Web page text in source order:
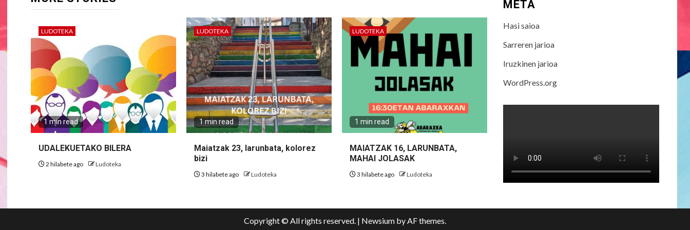
LUDOTEKA
1 min read
UDALEKUETAKO BILERA
2 hilabete ago Ludoteka
LUDOTEKA
1 min read
Maiatzak 23, larunbata, kolorez
bizi
3 hilabete ago Ludoteka
LUDOTEKA
1 min read
MAIATZAK 16, LARUNBATA,
MAHAI JOLASAK
3 hilabete ago Ludoteka
META
Hasi saioa
Sarreren jarioa
Iruzkinen jarioa
WordPress.org
Copyright © All rights reserved. | Newsium by AF themes.